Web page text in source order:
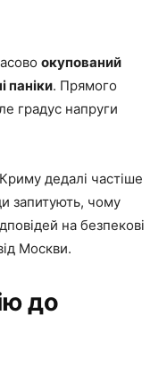
окупований
паніки. Прямого
градус напруги
дедалі частіше
запитують, чому
на безпекові
Москви.
до